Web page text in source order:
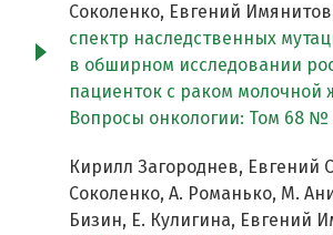
Соколенко, Евгений
спектр наследственных
в обширном исследовании
пациенток с раком молочной
Вопросы онкологии: Том 68 №
Кирилл Загороднев, Евгений
Соколенко, А. Романько, М.
Бизин, Е. Кулигина, Евгений